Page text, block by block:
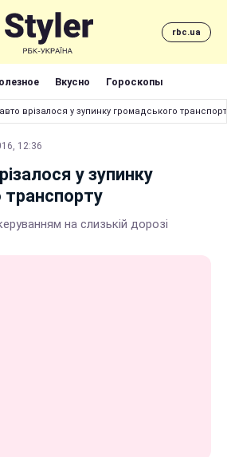
rbc.ua
Вкусно Гороскопы
врізалося у зупинку громадського
12:36
у зупинку
на слизькій дорозі